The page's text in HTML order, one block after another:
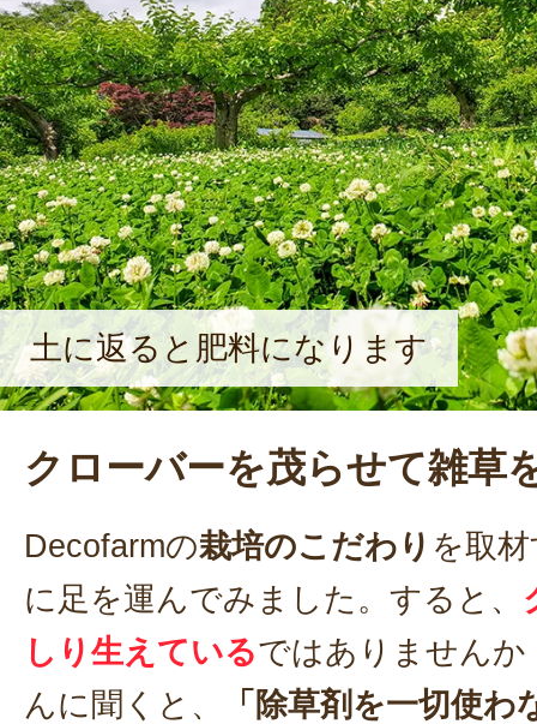
土に返ると肥料になります
クローバーを茂らせて雑草
Decofarmの栽培のこだわり を取
に足を運んでみました。すると、
しり生えているではありません
んに聞くと、
「除草剤を一切使